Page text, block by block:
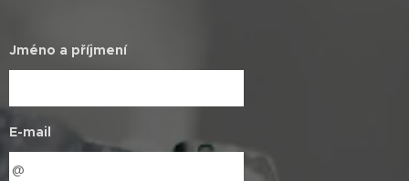
Jméno a příjmení
E-mail